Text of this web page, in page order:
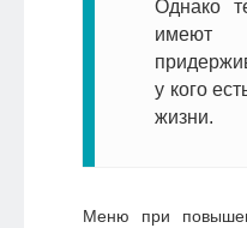
Однако
имеют
у кого
жизни.
Меню при